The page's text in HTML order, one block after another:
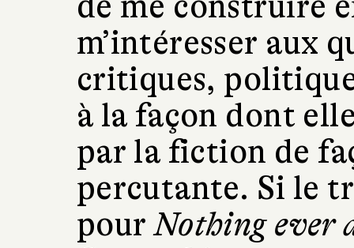
m’intéresser aux
critiques,
à la façon dont
par la fiction de
percutante. Si le
pourNothing ever